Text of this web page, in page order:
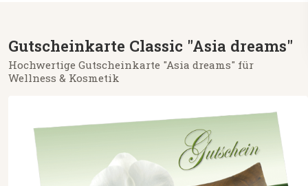
Gutscheinkarte Classic "Asia dreams"
Hochwertige Gutscheinkarte "Asia dreams" für
Wellness & Kosmetik